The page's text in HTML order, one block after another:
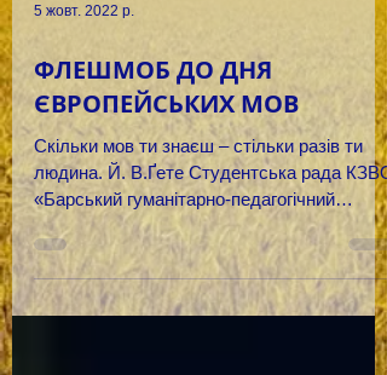
5 жовт. 2022 р.
ФЛЕШМОБ ДО ДНЯ
ЄВРОПЕЙСЬКИХ МОВ
Скільки мов ти знаєш – стільки разів ти
людина. Й. В.Ґете Студентська рада КЗВО
«Барський гуманітарно-педагогічний
коледж імені Михайла...